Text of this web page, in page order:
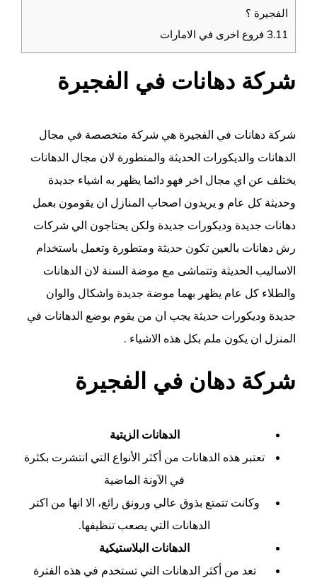
الفجيرة ؟
3.11 فروع اخرى في الامارات
شركة دهانات في الفجيرة
شركة دهانات في الفجيرة هي شركة متخصصة في مجال
الدهانات والديكورات الحديثة والمتطورة لان مجال الدهانات
يختلف عن اي مجال اخر فهو دائما يظهر به اشياء جديدة
وحديثة كل عام و يريدون اصحاب المنازل ان يقومون بعمل
دهانات جديدة وديكورات جديدة ولكن يحتاجون الي شركات
رش دهانات بالعين تكون حديثة ومتطورة وتعمل باستخدام
الاساليب الحديثة وتتماشى مع موضة السنة لان الدهانات
والطلاء كل عام يظهر بهما موضة جديدة واشكال والوان
جديدة وديكورات حديثة يجب ان من يقوم بوضع الدهانات في
المنزل ان يكون ملم بكل هذه الاشياء .
شركة دهان في الفجيرة
الدهانات الزيتية
تعتبر هذه الدهانات من أكثر الأنواع التي انتشرت بكثرة
في الآونة الماضية
وكانت تتمتع بذوق عالي ورونق رائع، الا انها من اكتر
الدهانات التي يصعب تنظيفها.
الدهانات البلاستيكية
تعد من أكثر الدهانات التي تستخدم في هذه الفترة